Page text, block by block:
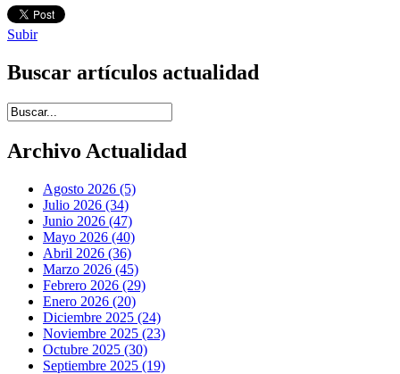
Subir
Buscar artículos actualidad
Introduce términos de búsqueda
Archivo Actualidad
Agosto 2026 (5)
Julio 2026 (34)
Junio 2026 (47)
Mayo 2026 (40)
Abril 2026 (36)
Marzo 2026 (45)
Febrero 2026 (29)
Enero 2026 (20)
Diciembre 2025 (24)
Noviembre 2025 (23)
Octubre 2025 (30)
Septiembre 2025 (19)